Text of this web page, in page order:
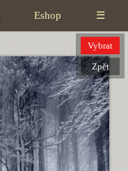
Eshop ☰
Vybrat
Zpět